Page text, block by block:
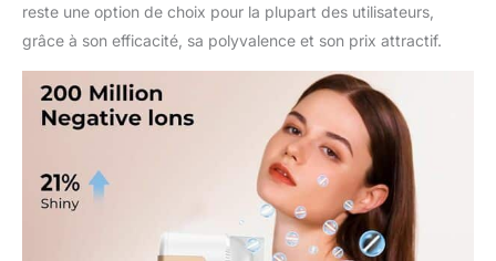
reste une option de choix pour la plupart des utilisateurs,
grâce à son efficacité, sa polyvalence et son prix attractif.